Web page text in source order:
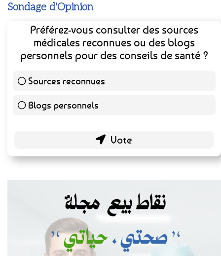
Sondage d'Opinion
Préférez-vous consulter des sources
médicales reconnues ou des blogs
personnels pour des conseils de santé ?
Sources reconnues
Blogs personnels